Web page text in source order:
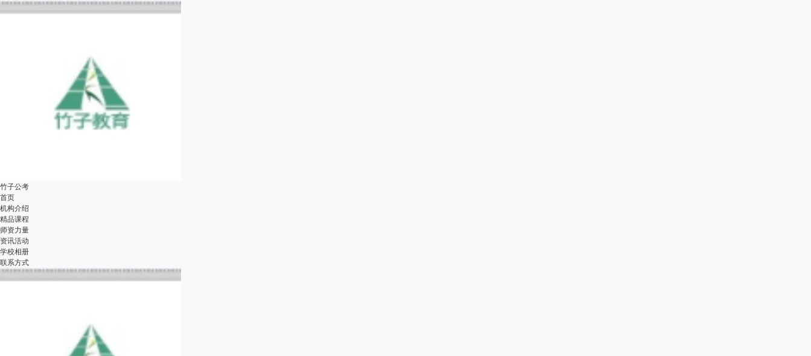
竹子公考
首页
机构介绍
精品课程
师资力量
资讯活动
学校相册
联系方式